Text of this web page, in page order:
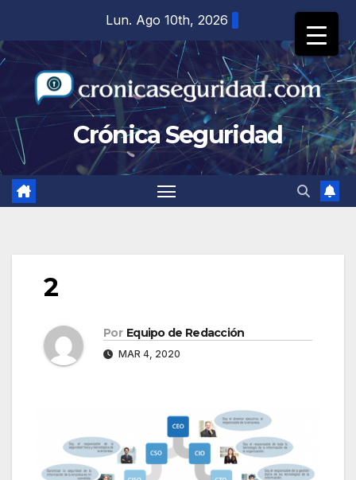
contenido
Lun. Ago 10th, 2026
Crónica Seguridad
2
Por Equipo de Redacción
MAR 4, 2020